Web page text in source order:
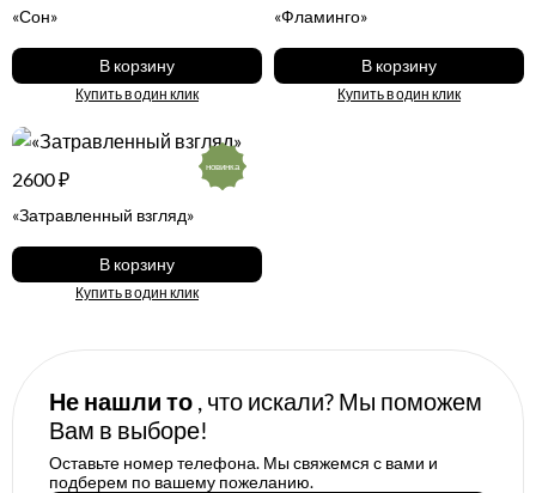
«Сон»
Купить в один клик
В корзину
«Фламинго»
Купить в один клик
В корзину
2600 ₽
«Затравленный взгляд»
Купить в один клик
В корзину
новинка
Не нашли то , что искали? Мы поможем
Вам в выборе!
Оставьте номер телефона. Мы свяжемся с вами и
подберем по вашему пожеланию.